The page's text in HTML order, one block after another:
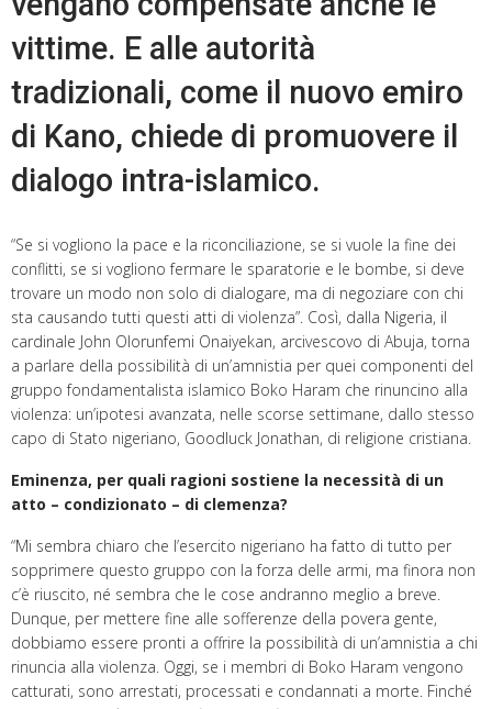
vittime. E alle autorità
tradizionali, come il nuovo emiro
di Kano, chiede di promuovere il
dialogo intra-islamico.
“Se si vogliono la pace e la riconciliazione, se si vuole la fine dei
conflitti, se si vogliono fermare le sparatorie e le bombe, si deve
trovare un modo non solo di dialogare, ma di negoziare con chi
sta causando tutti questi atti di violenza”. Così, dalla Nigeria, il
cardinale John Olorunfemi Onaiyekan, arcivescovo di Abuja, torna
a parlare della possibilità di un’amnistia per quei componenti del
gruppo fondamentalista islamico Boko Haram che rinuncino alla
violenza: un’ipotesi avanzata, nelle scorse settimane, dallo stesso
capo di Stato nigeriano, Goodluck Jonathan, di religione cristiana.
Eminenza, per quali ragioni sostiene la necessità di un
atto – condizionato – di clemenza?
“Mi sembra chiaro che l’esercito nigeriano ha fatto di tutto per
sopprimere questo gruppo con la forza delle armi, ma finora non
c’è riuscito, né sembra che le cose andranno meglio a breve.
Dunque, per mettere fine alle sofferenze della povera gente,
dobbiamo essere pronti a offrire la possibilità di un’amnistia a chi
rinuncia alla violenza. Oggi, se i membri di Boko Haram vengono
catturati, sono arrestati, processati e condannati a morte. Finché